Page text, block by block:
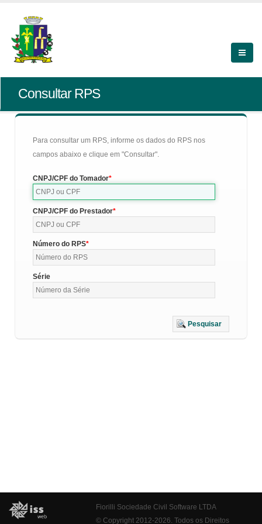
Consultar RPS
Para consultar um RPS, informe os dados do RPS nos
campos abaixo e clique em "Consultar".
CNPJ/CPF do Tomador
CNPJ/CPF do Prestador
Número do RPS
Série
Pesquisar
Fiorilli Sociedade Civil Software LTDA
© Copyright 2012-2026. Todos os Direitos